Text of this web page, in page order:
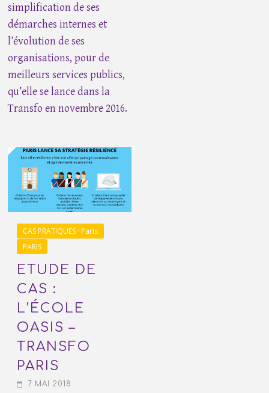
simplification de ses
démarches internes et
l’évolution de ses
organisations, pour de
meilleurs services publics,
qu’elle se lance dans la
Transfo en novembre 2016.
CAS PRATIQUES · Paris
PARIS
ETUDE DE
CAS :
L’ÉCOLE
OASIS –
TRANSFO
PARIS
7 MAI 2018